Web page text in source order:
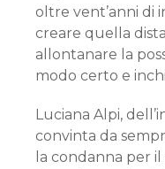
oltre vent’anni di
creare quella
allontanare la
modo certo e
Luciana Alpi,
convinta da
la condanna per